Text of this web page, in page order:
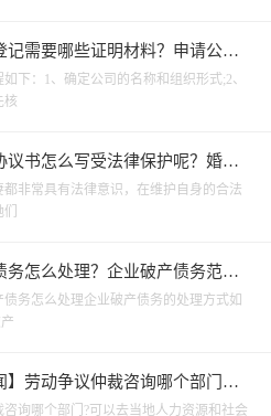
记需要哪些证明材料？申请公司
？下：1、确定公司的名称和组织形式;2、
核
议书怎么写受法律保护呢？婚内
里应包含哪些内容呢？ 世界新视
都非常具有法律意识，在维护自身的合法
务怎么处理？企业破产债务范围
全球视讯
务怎么处理企业破产债务的处理方式如
】劳动争议仲裁咨询哪个部门？
裁委员会在哪里？
咨询哪个部门?可以去当地人力资源和社会